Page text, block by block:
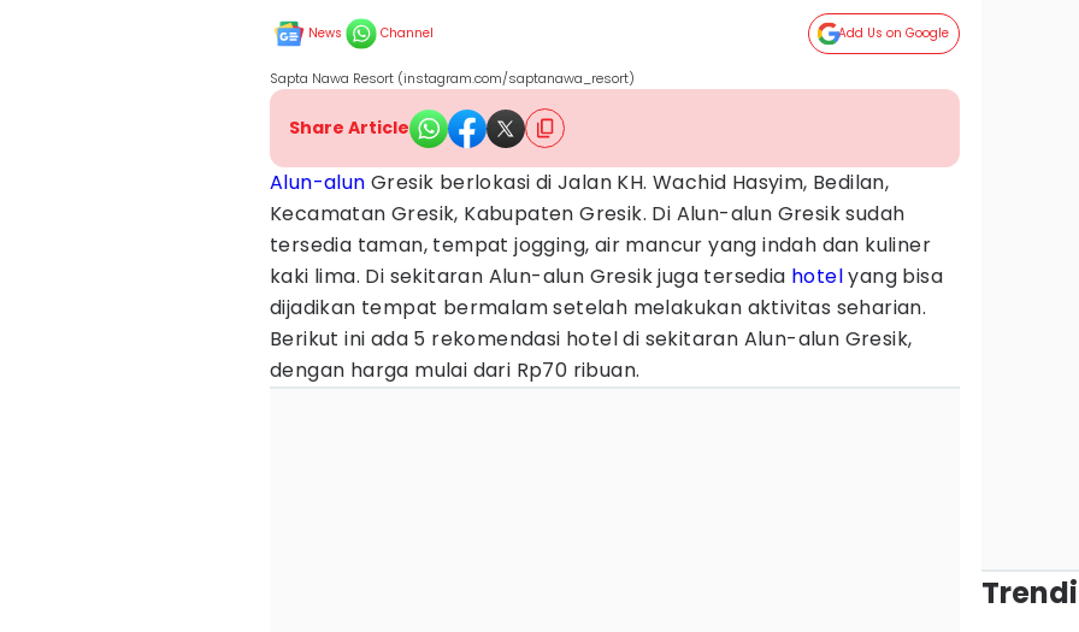
News Channel Add Us on Google
Sapta Nawa Resort (instagram.com/saptanawa_resort)
Share Article
Alun-alun Gresik berlokasi di Jalan KH. Wachid Hasyim, Bedilan,
Kecamatan Gresik, Kabupaten Gresik. Di Alun-alun Gresik sudah
tersedia taman, tempat jogging, air mancur yang indah dan kuliner
kaki lima. Di sekitaran Alun-alun Gresik juga tersedia hotelyang bisa
dijadikan tempat bermalam setelah melakukan aktivitas seharian.
Berikut ini ada 5 rekomendasi hotel di sekitaran Alun-alun Gresik,
dengan harga mulai dari Rp70 ribuan.